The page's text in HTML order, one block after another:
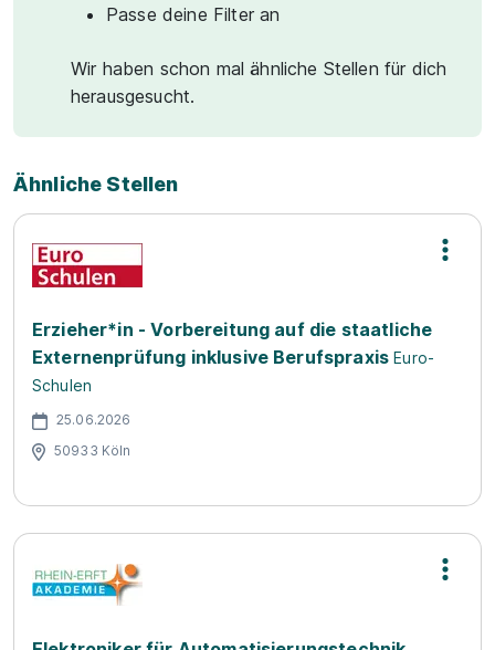
Passe deine Filter an
Wir haben schon mal ähnliche Stellen für dich
herausgesucht.
Ähnliche Stellen
Erzieher*in - Vorbereitung auf die staatliche
Externenprüfung inklusive Berufspraxis Euro-
Schulen
25.06.2026
50933 Köln